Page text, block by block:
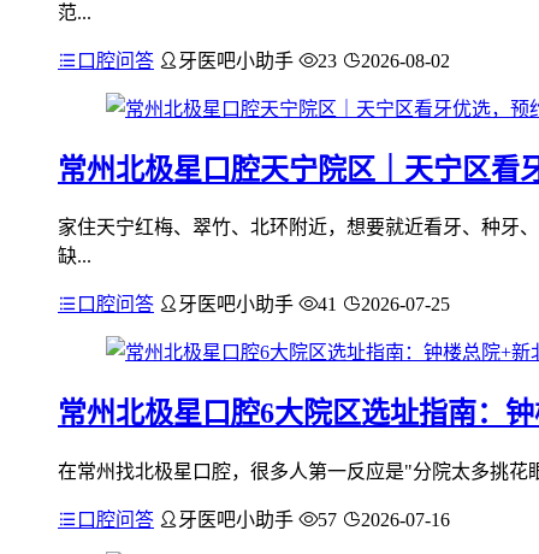
范...
口腔问答 牙医吧小助手 23 2026-08-02
常州北极星口腔天宁院区｜天宁区看
家住天宁红梅、翠竹、北环附近，想要就近看牙、种牙
缺...
口腔问答 牙医吧小助手 41 2026-07-25
常州北极星口腔6大院区选址指南：
在常州找北极星口腔，很多人第一反应是"分院太多挑
口腔问答 牙医吧小助手 57 2026-07-16